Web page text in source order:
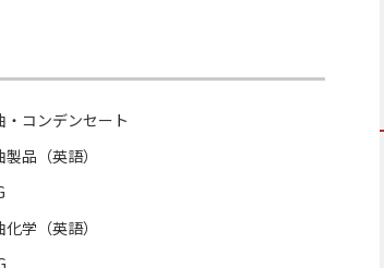
・コンデンセート
品（英語）
学（英語）